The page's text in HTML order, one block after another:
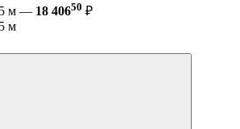
5 м — 18 40650 ₽
м